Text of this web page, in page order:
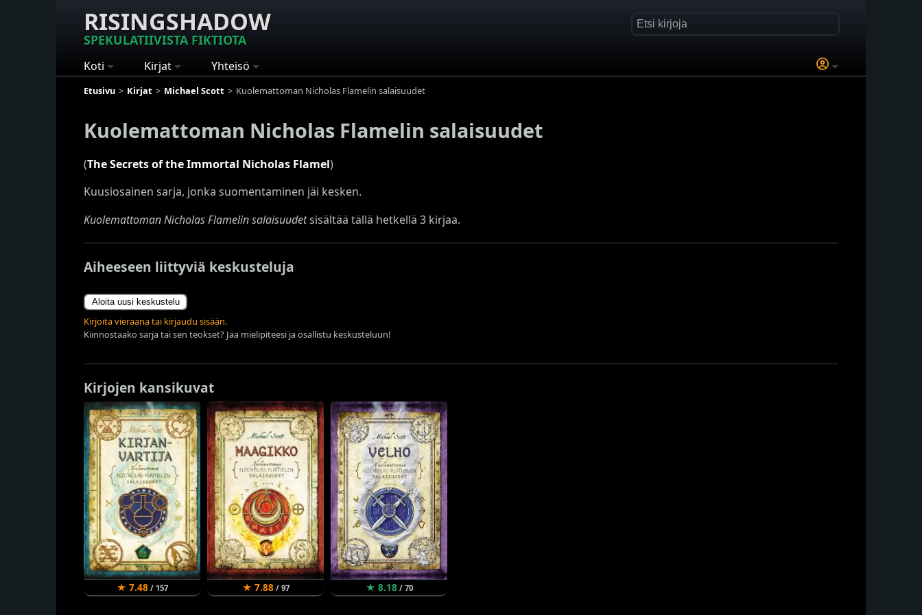
RISINGSHADOW
SPEKULATIIVISTA FIKTIOTA
Koti Kirjat Yhteisö
Etusivu Kirjat Michael Scott Kuolemattoman Nicholas Flamelin salaisuudet
Kuolemattoman Nicholas Flamelin salaisuudet
(The Secrets of the Immortal Nicholas Flamel)
Kuusiosainen sarja, jonka suomentaminen jäi kesken.
Kuolemattoman Nicholas Flamelin salaisuudetsisältää tällä hetkellä 3 kirjaa.
Aiheeseen liittyviä keskusteluja
Aloita uusi keskustelu
Kirjoita vieraana tai kirjaudu sisään.
Kiinnostaako sarja tai sen teokset? Jaa mielipiteesi ja osallistu keskusteluun!
Kirjojen kansikuvat
★ 7.48/ 157 ★ 7.88/ 97 ★ 8.18/ 70